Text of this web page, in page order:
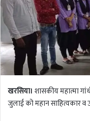
खरसिया। शासकीय महात्मा
जुलाई को महान साहित्यकार व